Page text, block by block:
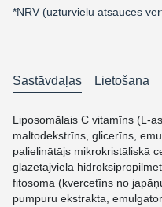
*NRV (uzturvielu atsauces
Sastāvdaļas Lietošana
Liposomālais C vitamīns (L-
maltodekstrīns, glicerīns,
palielinātājs mikrokristāliskā
glazētājviela
fitosoma (kvercetīns no
pumpuru ekstrakta,